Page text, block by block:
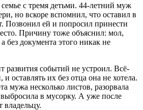
с тремя детьми. 44-летний муж
но вскоре вспомнил, что оставил в
Позвонил ей и попросил принести
Причину тоже объяснил: мол,
без документа этого никак не
развития событий не устроил. Всё-
и оставлять их без отца она не хотела.
мужа несколько листов, разорвала
в мусорку. А уже после
владельцу.